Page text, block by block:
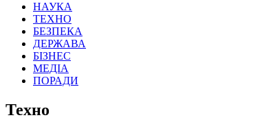
НАУКА
ТЕХНО
БЕЗПЕКА
ДЕРЖАВА
БІЗНЕС
МЕДІА
ПОРАДИ
Техно